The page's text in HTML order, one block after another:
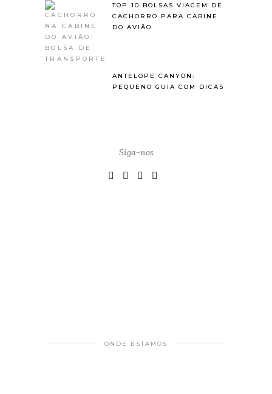
TOP 10 BOLSAS VIAGEM DE
CACHORRO PARA CABINE
DO AVIÃO
ANTELOPE CANYON:
PEQUENO GUIA COM DICAS
Siga-nos
ONDE ESTAMOS